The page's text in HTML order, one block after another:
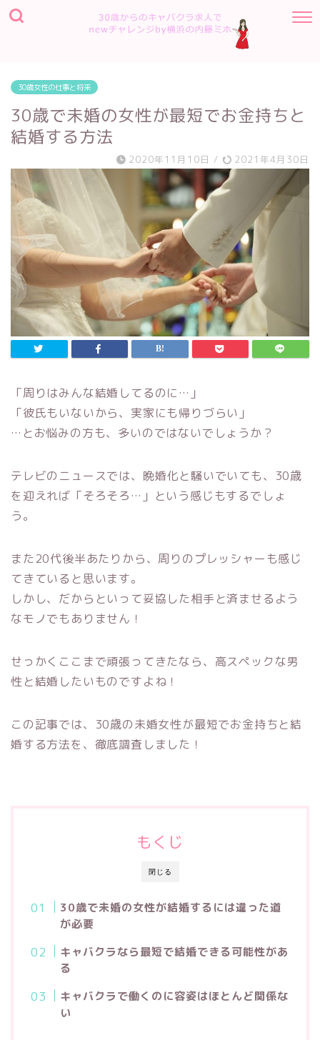
30歳女性の仕事と将来
30歳で未婚の女性が最短でお金持ちと
結婚する方法
2020年11月10日 / 2021年4月30日
「周りはみんな結婚してるのに…」
「彼氏もいないから、実家にも帰りづらい」
…とお悩みの方も、多いのではないでしょうか？
テレビのニュースでは、晩婚化と騒いでいても、30歳
を迎えれば「そろそろ…」という感じもするでしょ
う。
また20代後半あたりから、周りのプレッシャーも感じ
てきていると思います。
しかし、だからといって妥協した相手と済ませるよう
なモノでもありません！
せっかくここまで頑張ってきたなら、高スペックな男
性と結婚したいものですよね！
この記事では、30歳の未婚女性が最短でお金持ちと結
婚する方法を、徹底調査しました！
閉じる
もくじ
30歳で未婚の女性が結婚するには違った道
が必要
キャバクラなら最短で結婚できる可能性があ
る
キャバクラで働くのに容姿はほとんど関係な
い